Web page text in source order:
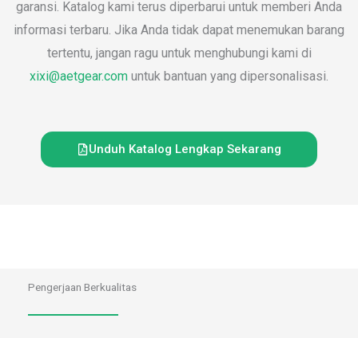
garansi. Katalog kami terus diperbarui untuk memberi Anda
informasi terbaru. Jika Anda tidak dapat menemukan barang
tertentu, jangan ragu untuk menghubungi kami di
xixi@aetgear.com untuk bantuan yang dipersonalisasi.
Unduh Katalog Lengkap Sekarang
Pengerjaan Berkualitas